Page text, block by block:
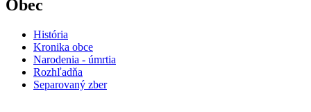
Obec
História
Kronika obce
Narodenia - úmrtia
Rozhľadňa
Separovaný zber